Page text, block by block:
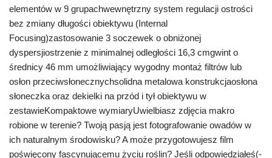
elementów w 9 grupachwewnętrzny system regulacji ostrości
bez zmiany długości obiektywu (Internal
Focusing)zastosowanie 3 soczewek o obniżonej
dyspersjiostrzenie z minimalnej odległości 16,3 cmgwint o
średnicy 46 mm umożliwiający wygodny montaż filtrów lub
osłon przeciwsłonecznychsolidna metalowa konstrukcjaosłona
słoneczka oraz dekielki na przód i tył obiektywu w
zestawieKompaktowe wymiaryUwielbiasz zdjęcia makro
robione w terenie? Twoją pasją jest fotografowanie owadów w
ich naturalnym środowisku? A może przygotowujesz film
poświęcony fascynującemu życiu roślin? Jeśli odpowiedziałeś(-